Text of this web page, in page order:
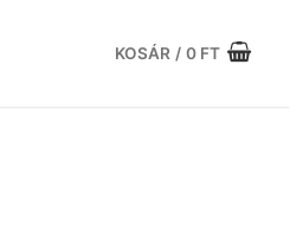
KOSÁR / 0 FT